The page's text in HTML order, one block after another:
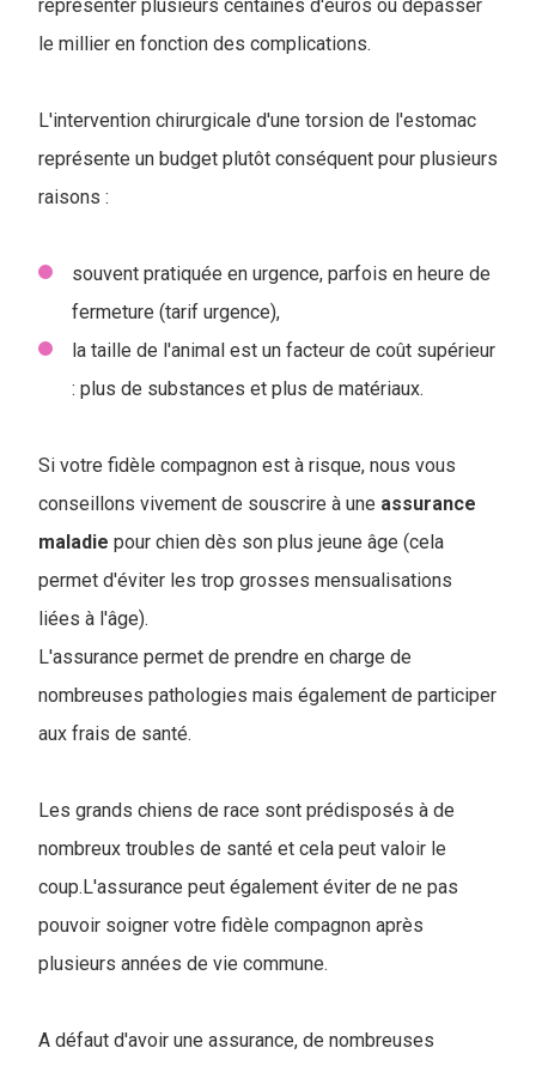
représenter plusieurs centaines d'euros ou dépasser
le millier en fonction des complications.
L'intervention chirurgicale d'une torsion de l'estomac
représente un budget plutôt conséquent pour plusieurs
raisons :
souvent pratiquée en urgence, parfois en heure de
fermeture (tarif urgence),
la taille de l'animal est un facteur de coût supérieur
: plus de substances et plus de matériaux.
Si votre fidèle compagnon est à risque, nous vous
conseillons vivement de souscrire à une assurance
maladie pour chien dès son plus jeune âge (cela
permet d'éviter les trop grosses mensualisations
liées à l'âge).
L'assurance permet de prendre en charge de
nombreuses pathologies mais également de participer
aux frais de santé.
Les grands chiens de race sont prédisposés à de
nombreux troubles de santé et cela peut valoir le
coup.L'assurance peut également éviter de ne pas
pouvoir soigner votre fidèle compagnon après
plusieurs années de vie commune.
A défaut d'avoir une assurance, de nombreuses